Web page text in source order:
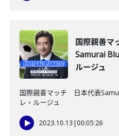
国際親善
Samurai
ルージュ
国際親善マッチ 日本代表
レ・ルージュ
2023.10.13 |00:05:26